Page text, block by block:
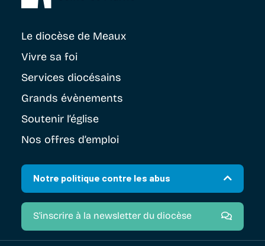
Le diocèse de Meaux
Vivre sa foi
Services diocésains
Grands évènements
Soutenir l’église
Nos offres d’emploi
Notre politique contre les abus
S'inscrire à la newsletter du diocèse